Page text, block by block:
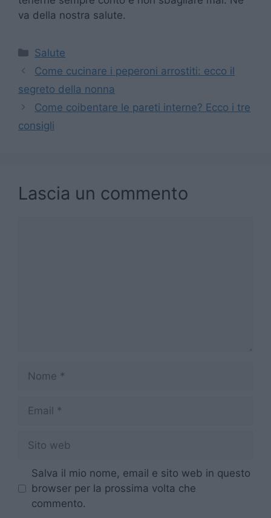
va della nostra salute.
Categorie
Salute
Come cucinare i peperoni arrostiti: ecco il
segreto della nonna
Come coibentare le pareti interne? Ecco i tre
consigli
Lascia un commento
web
Salva il mio nome, email e sito web in questo
browser per la prossima volta che
commento.